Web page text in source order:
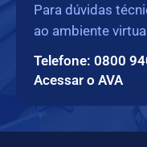
Para dúvidas
ao ambiente
Telefone: 0800
Acessar o AVA